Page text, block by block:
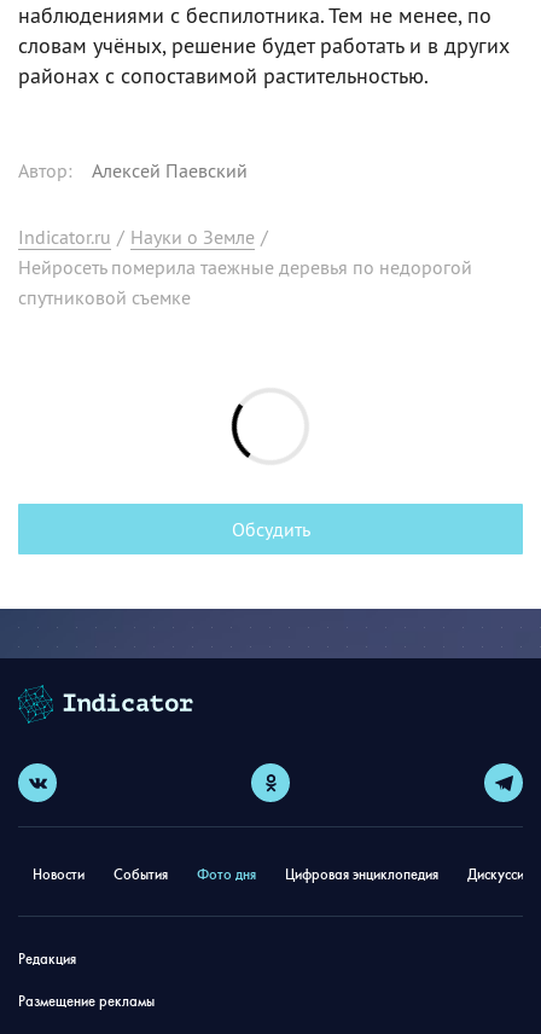
наблюдениями с беспилотника. Тем не менее, по
словам учёных, решение будет работать и в других
районах с сопоставимой растительностью.
Автор: Алексей Паевский
Indicator.ru / Науки о Земле /
Нейросеть померила таежные деревья по недорогой
спутниковой съ​​емке
Обсудить
Новости События Фото дня Цифровая энциклопедия
Редакция
Размещение рекламы